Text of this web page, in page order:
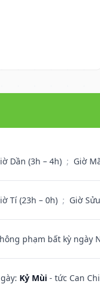
Dần (3h – 4h) ; Giờ
Tí (23h – 0h) ; Giờ
phạm bất kỳ ngày
Kỷ Mùi - tức Can